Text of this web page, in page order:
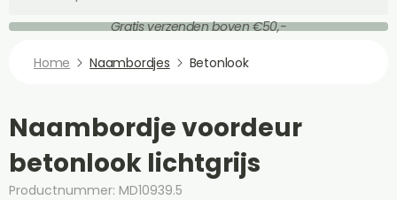
Gratis verzenden boven €50,-
Home Naambordjes Betonlook
Naambordje voordeur
betonlook lichtgrijs
Productnummer: MD10939.5